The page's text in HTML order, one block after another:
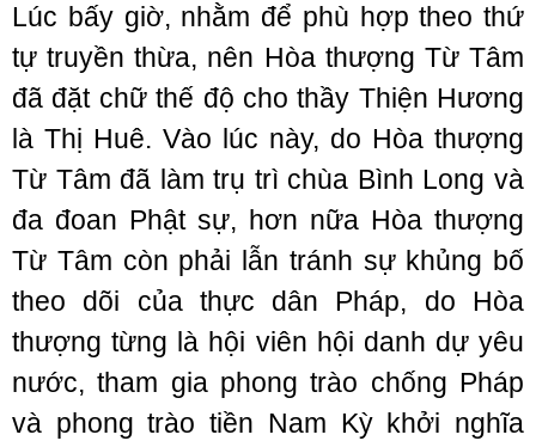
Lúc bấy giờ, nhằm để phù hợp theo thứ
tự truyền thừa, nên Hòa thượng Từ Tâm
đã đặt chữ thế độ cho thầy Thiện Hương
là Thị Huê. Vào lúc này, do Hòa thượng
Từ Tâm đã làm trụ trì chùa Bình Long và
đa đoan Phật sự, hơn nữa Hòa thượng
Từ Tâm còn phải lẫn tránh sự khủng bố
theo dõi của thực dân Pháp, do Hòa
thượng từng là hội viên hội danh dự yêu
nước, tham gia phong trào chống Pháp
và phong trào tiền Nam Kỳ khởi nghĩa